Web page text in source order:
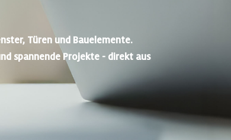
Türen und Bauelemente.
spannende Projekte - direkt aus